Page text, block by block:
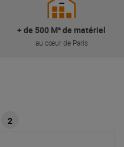
+ de 500 M² de matériel
au cœur de Paris
2